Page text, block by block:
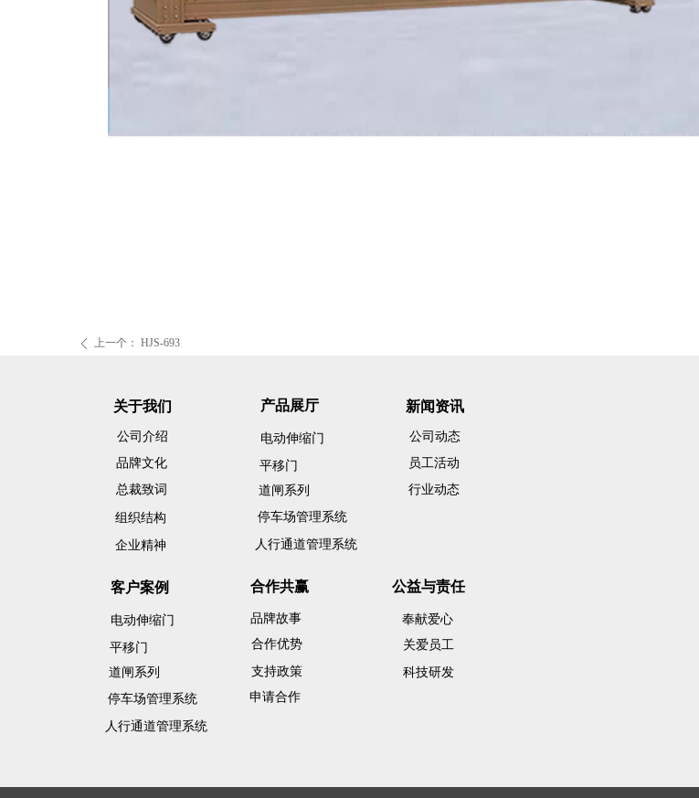
ꄴ 上一个： HJS-693
关于我们
公司介绍
品牌文化
总裁致词
组织结构
企业精神
产品展厅
电动伸缩门
平移门
道闸系列
停车场管理系统
人行通道管理系统
新闻资讯
公司动态
员工活动
行业动态
电动伸缩门
客户案例
平移门
道闸系列
停车场管理系统
人行通道管理系统
合作共赢
品牌故事
合作优势
支持政策
申请合作
公益与责任
奉献爱心
关爱员工
科技研发